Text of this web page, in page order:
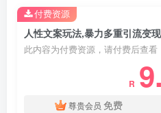
人性文案玩法,暴力多重引流变
此内容为付费资源，请付费后查看
R
尊贵会员 免费
付费资源